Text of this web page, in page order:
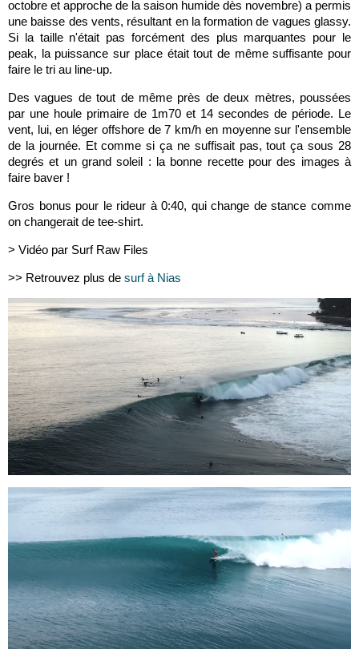
octobre et approche de la saison humide dès novembre) a permis
une baisse des vents, résultant en la formation de vagues glassy.
Si la taille n'était pas forcément des plus marquantes pour le
peak, la puissance sur place était tout de même suffisante pour
faire le tri au line-up.
Des vagues de tout de même près de deux mètres, poussées
par une houle primaire de 1m70 et 14 secondes de période. Le
vent, lui, en léger offshore de 7 km/h en moyenne sur l'ensemble
de la journée. Et comme si ça ne suffisait pas, tout ça sous 28
degrés et un grand soleil : la bonne recette pour des images à
faire baver !
Gros bonus pour le rideur à 0:40, qui change de stance comme
on changerait de tee-shirt.
> Vidéo par Surf Raw Files
>> Retrouvez plus de surf à Nias